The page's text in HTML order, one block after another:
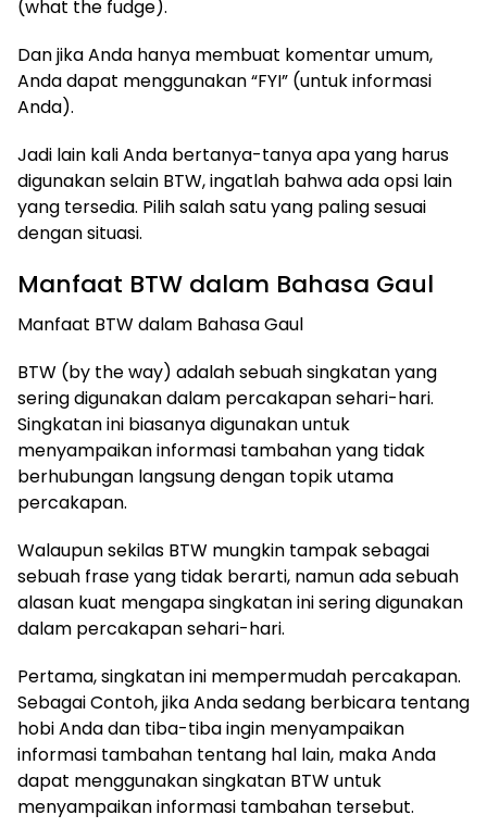
(what the fudge).
Dan jika Anda hanya membuat komentar umum,
Anda dapat menggunakan “FYI” (untuk informasi
Anda).
Jadi lain kali Anda bertanya-tanya apa yang harus
digunakan selain BTW, ingatlah bahwa ada opsi lain
yang tersedia. Pilih salah satu yang paling sesuai
dengan situasi.
Manfaat BTW dalam Bahasa Gaul
​Manfaat BTW dalam Bahasa Gaul
BTW (by the way) adalah sebuah singkatan yang
sering digunakan dalam percakapan sehari-hari.
Singkatan ini biasanya digunakan untuk
menyampaikan informasi tambahan yang tidak
berhubungan langsung dengan topik utama
percakapan.
Walaupun sekilas BTW mungkin tampak sebagai
sebuah frase yang tidak berarti, namun ada sebuah
alasan kuat mengapa singkatan ini sering digunakan
dalam percakapan sehari-hari.
Pertama, singkatan ini mempermudah percakapan.
Sebagai Contoh, jika Anda sedang berbicara tentang
hobi Anda dan tiba-tiba ingin menyampaikan
informasi tambahan tentang hal lain, maka Anda
dapat menggunakan singkatan BTW untuk
menyampaikan informasi tambahan tersebut.